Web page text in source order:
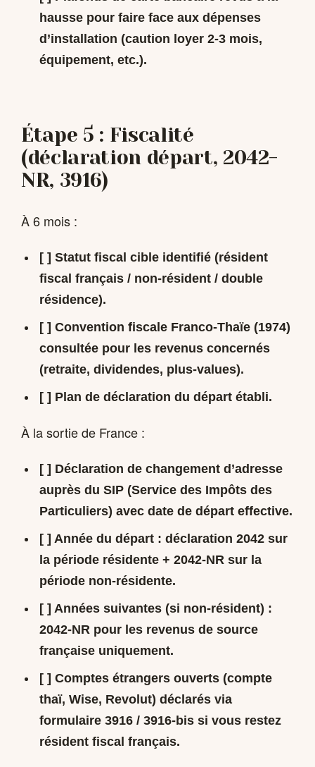
hausse pour faire face aux dépenses
d’installation (caution loyer 2-3 mois,
équipement, etc.).
Étape 5 : Fiscalité
(déclaration départ, 2042-
NR, 3916)
À 6 mois :
[ ] Statut fiscal cible identifié (résident
fiscal français / non-résident / double
résidence).
[ ] Convention fiscale Franco-Thaïe (1974)
consultée pour les revenus concernés
(retraite, dividendes, plus-values).
[ ] Plan de déclaration du départ établi.
À la sortie de France :
[ ] Déclaration de changement d’adresse
auprès du SIP (Service des Impôts des
Particuliers) avec date de départ effective.
[ ] Année du départ : déclaration 2042 sur
la période résidente + 2042-NR sur la
période non-résidente.
[ ] Années suivantes (si non-résident) :
2042-NR pour les revenus de source
française uniquement.
[ ] Comptes étrangers ouverts (compte
thaï, Wise, Revolut) déclarés via
formulaire 3916 / 3916-bissi vous restez
résident fiscal français.